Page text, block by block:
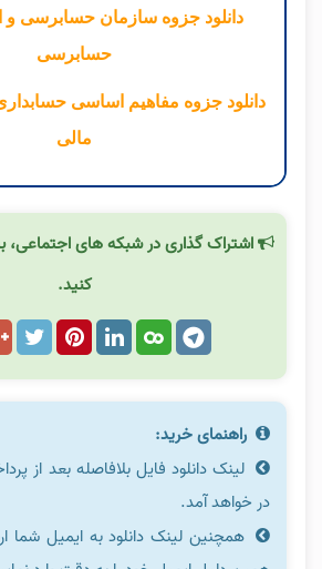
دانلود جزوه سازمان حسابرسی و
حسابرسی
دانلود جزوه مفاهیم اساسی
مالی
اشتراک گذاری در شبکه های اجتماعی،
کنید.
راهنمای خرید:
لینک دانلود فایل بلافاصله بعد از
در خواهد آمد.
همچنین لینک دانلود به ایمیل شما